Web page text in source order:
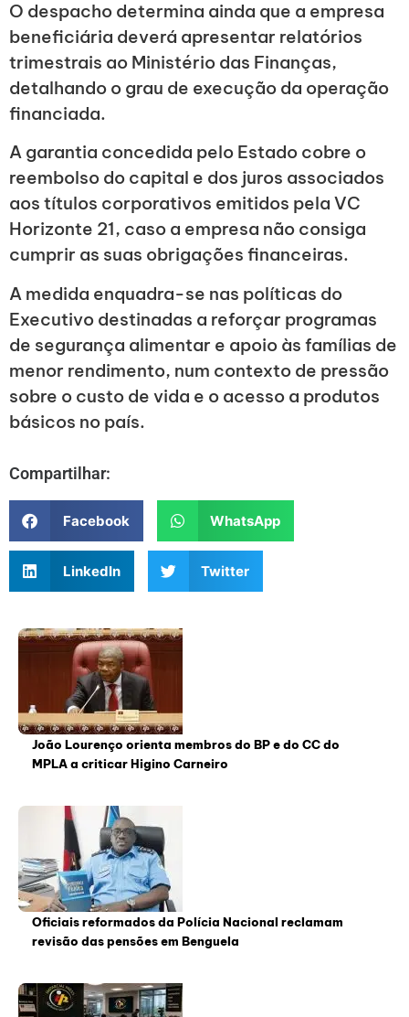
O despacho determina ainda que a empresa
beneficiária deverá apresentar relatórios
trimestrais ao Ministério das Finanças,
detalhando o grau de execução da operação
financiada.
A garantia concedida pelo Estado cobre o
reembolso do capital e dos juros associados
aos títulos corporativos emitidos pela VC
Horizonte 21, caso a empresa não consiga
cumprir as suas obrigações financeiras.
A medida enquadra-se nas políticas do
Executivo destinadas a reforçar programas
de segurança alimentar e apoio às famílias de
menor rendimento, num contexto de pressão
sobre o custo de vida e o acesso a produtos
básicos no país.
Compartilhar:
Facebook WhatsApp
LinkedIn Twitter
João Lourenço orienta membros do BP e do CC do
MPLA a criticar Higino Carneiro
Oficiais reformados da Polícia Nacional reclamam
revisão das pensões em Benguela